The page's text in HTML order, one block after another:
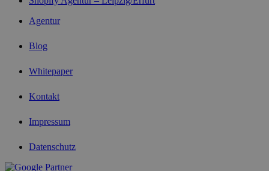
Agentur
Blog
Whitepaper
Kontakt
Impressum
Datenschutz